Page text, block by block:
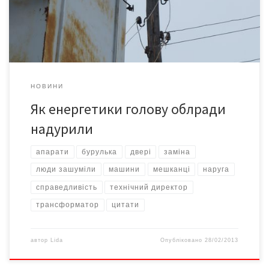
сходці люди дуже обурювалися відповіддю технічного
директора ПАТ […]
НОВИНИ
Як енергетики голову облради
надурили
апарати бурулька двері заміна
люди зашуміли машини мешканці наруга
справедливість технічний директор
трансформатор цитати
автор Lida Опубліковано28/02/2013